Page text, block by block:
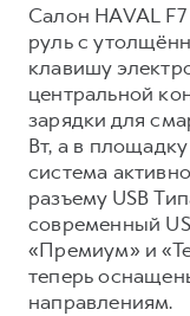
Салон HAVAL
руль с
клавишу
центральной
зарядки для
Вт, а в
система
разъему USB
современный
«Премиум» и
теперь
направлениям.